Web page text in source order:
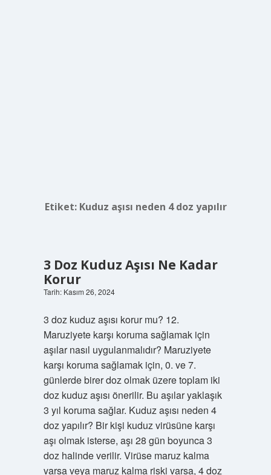
Etiket: Kuduz aşısı neden 4 doz yapılır
3 Doz Kuduz Aşısı Ne Kadar
Korur
Tarih: Kasım 26, 2024
3 doz kuduz aşısı korur mu? 12.
Maruziyete karşı koruma sağlamak için
aşılar nasıl uygulanmalıdır? Maruziyete
karşı koruma sağlamak için, 0. ve 7.
günlerde birer doz olmak üzere toplam iki
doz kuduz aşısı önerilir. Bu aşılar yaklaşık
3 yıl koruma sağlar. Kuduz aşısı neden 4
doz yapılır? Bir kişi kuduz virüsüne karşı
aşı olmak isterse, aşı 28 gün boyunca 3
doz halinde verilir. Virüse maruz kalma
varsa veya maruz kalma riski varsa, 4 doz